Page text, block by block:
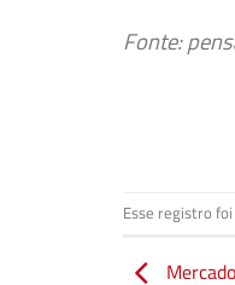
Fonte:
Esse registro